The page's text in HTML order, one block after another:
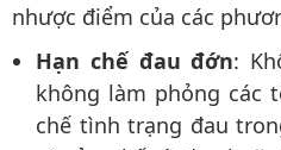
nhược điểm của các
Hạn chế đau đớn:
không làm phỏng các
chế tình trạng đau